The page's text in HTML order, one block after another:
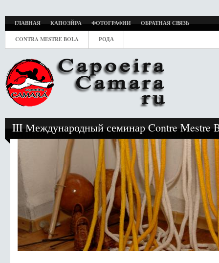
ГЛАВНАЯ КАПОЭЙРА ФОТОГРАФИИ ОБРАТНАЯ СВЯЗЬ
CONTRA MESTRE BOLA РОДА
III Международный семинар Contre Mestre